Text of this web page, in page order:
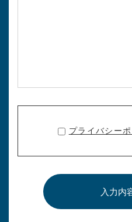
プライバシー
入力内